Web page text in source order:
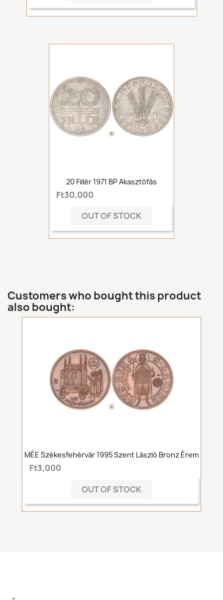
20 Fillér 1971 BP Akasztófás
Ft30,000
OUT OF STOCK
Customers who bought this product
also bought:
MÉE Székesfehérvár 1995 Szent László Bronz Érem
Ft3,000
OUT OF STOCK